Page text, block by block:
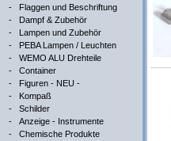
- Flaggen und Beschriftung
- Dampf & Zubehör
- Lampen und Zubehör
- PEBA Lampen / Leuchten
- WEMO ALU Drehteile
- Container
- Figuren - NEU -
- Kompaß
- Schilder
- Anzeige - Instrumente
- Chemische Produkte